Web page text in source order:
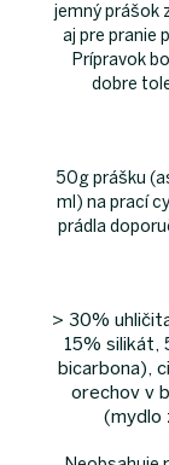
jemný prášok
aj pre pranie
Prípravok
dobre
50g prášku
ml) na prací
prádla
> 30%
15% silikát,
bicarbona),
orechov v
(mydlo